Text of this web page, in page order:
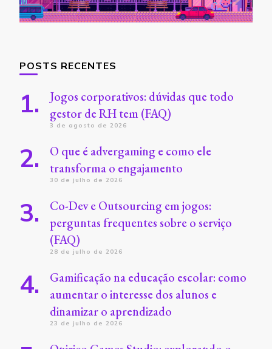
POSTS RECENTES
Jogos corporativos: dúvidas que todo
gestor de RH tem (FAQ)
3 de agosto de 2026
O que é advergaming e como ele
transforma o engajamento
30 de julho de 2026
Co-Dev e Outsourcing em jogos:
perguntas frequentes sobre o serviço
(FAQ)
28 de julho de 2026
Gamificação na educação escolar: como
aumentar o interesse dos alunos e
dinamizar o aprendizado
23 de julho de 2026